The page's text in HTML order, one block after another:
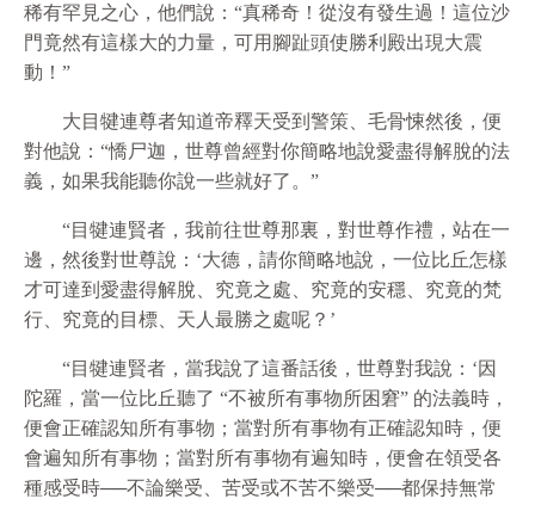
稀有罕見之心，他們說：“真稀奇！從沒有發生過！這位沙
門竟然有這樣大的力量，可用腳趾頭使勝利殿出現大震
動！”
大目犍連尊者知道帝釋天受到警策、毛骨悚然後，便
對他說：“憍尸迦，世尊曾經對你簡略地說愛盡得解脫的法
義，如果我能聽你說一些就好了。”
“目犍連賢者，我前往世尊那裏，對世尊作禮，站在一
邊，然後對世尊說：‘大德，請你簡略地說，一位比丘怎樣
才可達到愛盡得解脫、究竟之處、究竟的安穩、究竟的梵
行、究竟的目標、天人最勝之處呢？’
“目犍連賢者，當我說了這番話後，世尊對我說：‘因
陀羅，當一位比丘聽了 “不被所有事物所困窘” 的法義時，
便會正確認知所有事物；當對所有事物有正確認知時，便
會遍知所有事物；當對所有事物有遍知時，便會在領受各
種感受時──不論樂受、苦受或不苦不樂受──都保持無常